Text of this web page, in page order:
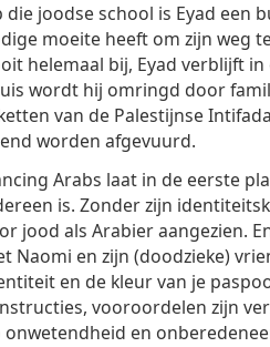
die joodse school is Eyad een
moeite heeft om zijn weg
helemaal bij, Eyad verblijft
wordt hij omringd door
van de Palestijnse
worden afgevuurd.
Arabs laat in de eerste
is. Zonder zijn
jood als Arabier aangezien.
Naomi en zijn (doodzieke)
en de kleur van je
vooroordelen zijn
onwetendheid en